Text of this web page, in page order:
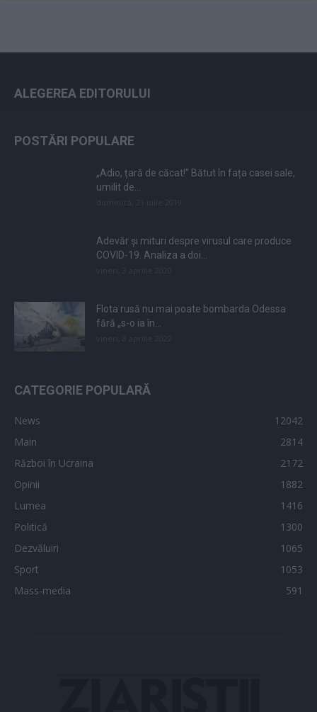
ALEGEREA EDITORULUI
POSTĂRI POPULARE
„Adio, țară de căcat!” Bătut în fața casei sale,
umilit de...
Adevăr și mituri despre virusul care produce
COVID-19. Analiza a doi...
Flota rusă nu mai poate bombarda Odessa
fără „s-o ia în...
CATEGORIE POPULARĂ
News
12042
Main
2814
Război în Ucraina
2172
Opinii
1882
Lumea
1416
Politică
1300
Dezvăluiri
1065
Sport
1053
Mass-media
591